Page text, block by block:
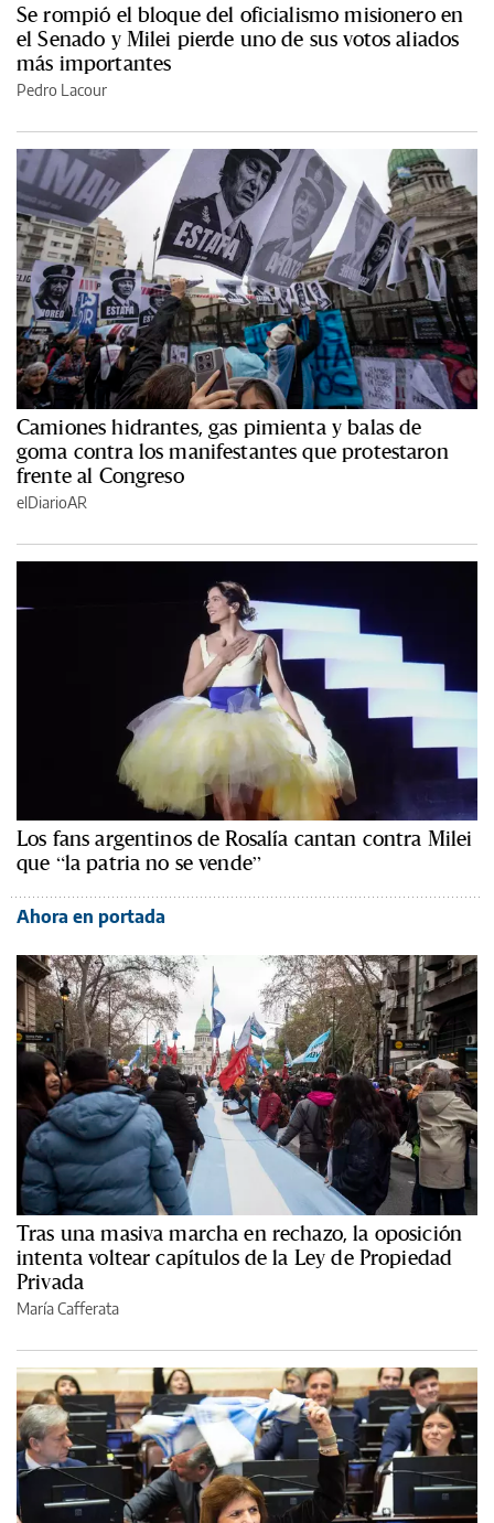
Se rompió el bloque del oficialismo misionero en
el Senado y Milei pierde uno de sus votos aliados
más importantes
Pedro Lacour
Camiones hidrantes, gas pimienta y balas de
goma contra los manifestantes que protestaron
frente al Congreso
elDiarioAR
Los fans argentinos de Rosalía cantan contra Milei
que “la patria no se vende”
Ahora en portada
Tras una masiva marcha en rechazo, la oposición
intenta voltear capítulos de la Ley de Propiedad
Privada
María Cafferata